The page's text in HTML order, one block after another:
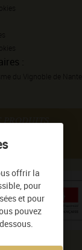
:
du Vignoble de Nantes
offrir la
pour
et pour
pouvez